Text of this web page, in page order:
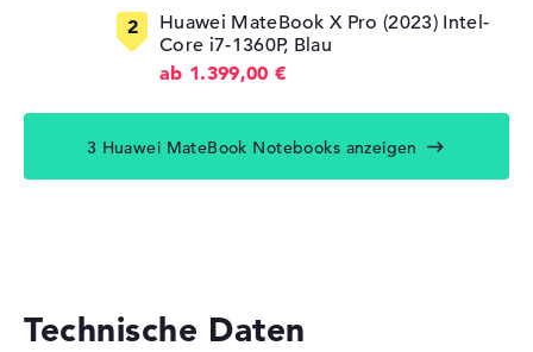
Huawei MateBook X Pro (2023) Intel-
Core i7-1360P, Blau
ab 1.399,00 €
3 Huawei MateBook Notebooks anzeigen
Technische Daten